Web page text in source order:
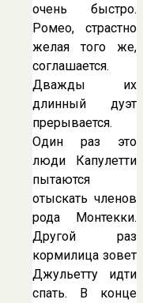
очень быстро.
Ромео, страстно
желая того же,
соглашается.
Дважды их
длинный дуэт
прерывается.
Один раз это
люди Капулетти
пытаются
отыскать членов
рода Монтекки.
Другой раз
кормилица зовет
Джульетту идти
спать. В конце